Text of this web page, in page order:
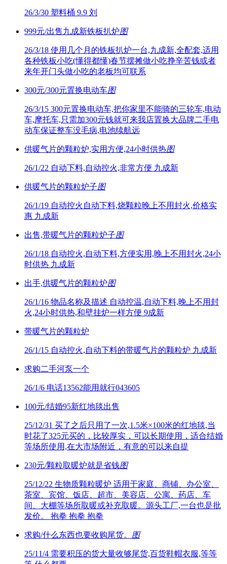
26/3/30 塑料桶 9.9 刘
999元/出售九成新铁板扒炉图
26/3/18 使用几个月的铁板扒炉一台,九成新,全配套,适用
各种铁板小吃(懂得都懂)春节摆摊做小吃挣辛苦钱或者
来年开门头做小吃的老板均可联系
300元/300元置换电动车图
26/3/15 300元置换电动车,把你家里不能骑的三轮车,电动
车,摩托车,只需加300元钱就可来我店置换大品牌二手电
动车保证整车没毛病,电池续航远
供暖气片的颗粒炉,实用方便,24小时供热图
26/1/22 自动下料,自动控火,非常方便 九成新
供暖气片的颗粒炉子图
26/1/19 自动控火自动下料,烧颗粒晚上不用封火,价格实
惠 九成新
出售,带暖气片的颗粒炉子图
26/1/18 自动控火,自动下料,方便实用,晚上不用封火,24小
时供热 九成新
出手,供暖气片的颗粒炉图
26/1/16 物品名称及描述 自动控温,自动下料,晚上不用封
火,24小时供热,和壁挂炉一样方便 9成新
带暖气片的颗粒炉
26/1/15 自动控火,自动下料的带暖气片的颗粒炉 九成新
求购二手河泵一个
26/1/6 电话13562能用就行043605
100元/结婚95新红地毯出售
25/12/31 买了之后只用了一次,1.5米×100米的红地毯,当
时花了325元买的，比较厚实，可以长期使用，适合结婚
等场所使用,在大市场附近，有意的可以来自提
230元/颗粒取暖炉就是省钱图
25/12/22 生物质颗粒暖炉 适用于家庭、商铺、办公室、
茶室、宾馆、饭店、超市、美容店、公寓、药店、车
间、大棚等场所取暖或补充取暖。源头工厂,一台也是批
发价。 抱拳 抱拳 抱拳
求购/什么东西也要收购尾货。 图
25/11/4 需要积压的货大量收够尾货,百货鞋帽衣服,等等